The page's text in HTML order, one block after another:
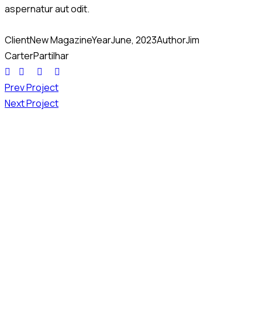
aspernatur aut odit.
ClientNew MagazineYearJune, 2023AuthorJim
CarterPartilhar
Prev Project
Next Project